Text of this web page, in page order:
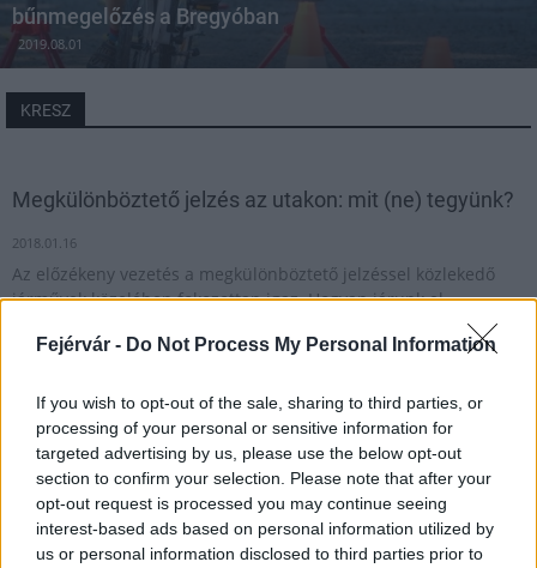
Fejérvár - Do Not Process My Personal Information
If you wish to opt-out of the sale, sharing to third parties, or
processing of your personal or sensitive information for
targeted advertising by us, please use the below opt-out
section to confirm your selection. Please note that after your
opt-out request is processed you may continue seeing
interest-based ads based on personal information utilized by
us or personal information disclosed to third parties prior to
bűnmegelőzés a Bregyóban
2019.08.01
KRESZ
Megkülönböztető jelzés az utakon: mit (ne) tegyünk?
2018.01.16
Az előzékeny vezetés a megkülönböztető jelzéssel közlekedő
járművek közelében fokozottan igaz. Hogyan járunk el
megfelelően? És a jelzést használó jármű minden szabályt
figyelmen kívül hagyhat-e?
1
HÍRLEVÉL